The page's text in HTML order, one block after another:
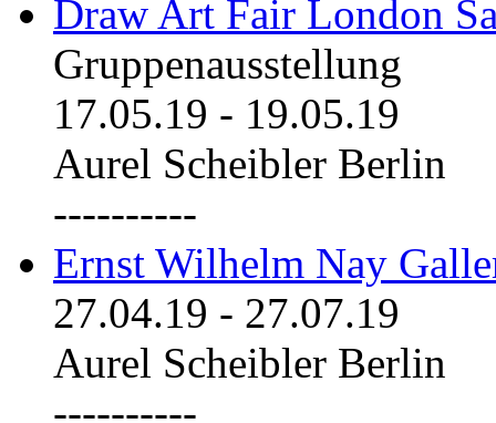
Draw Art Fair London
Gruppenausstellung
17.05.19 - 19.05.19
Aurel Scheibler Berlin
----------
Ernst Wilhelm Nay
27.04.19 - 27.07.19
Aurel Scheibler Berlin
----------